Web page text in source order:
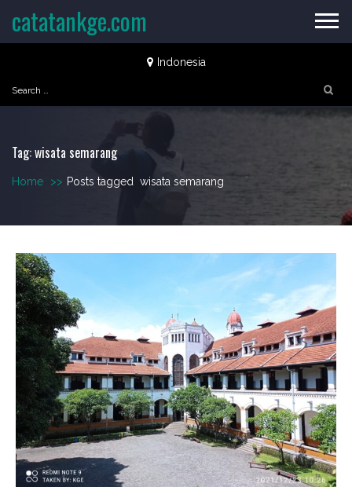
Indonesia
Search
for:
catatankge.com
Tag:wisata semarang
Home >> Posts tagged wisata semarang